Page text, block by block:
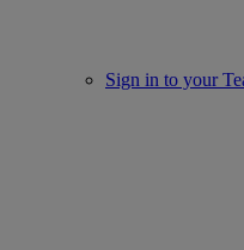
Sign in to your